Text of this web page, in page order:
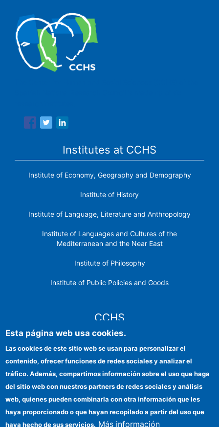
Institutes at CCHS
Institute of Economy, Geography and Demography
Institute of History
Institute of Language, Literature and Anthropology
Institute of Languages ​​and Cultures of the
Mediterranean and the Near East
Institute of Philosophy
Institute of Public Policies and Goods
CCHS
Institutional identity
FEDER funds
Funding entities
Esta página web usa cookies.
Las cookies de este sitio web se usan para personalizar el
contenido, ofrecer funciones de redes sociales y analizar el
tráfico. Además, compartimos información sobre el uso que haga
del sitio web con nuestros partners de redes sociales y análisis
web, quienes pueden combinarla con otra información que les
haya proporcionado o que hayan recopilado a partir del uso que
haya hecho de sus servicios. Más información